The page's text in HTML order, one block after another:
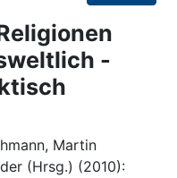
-
Martin
(Hrsg.) (2010):